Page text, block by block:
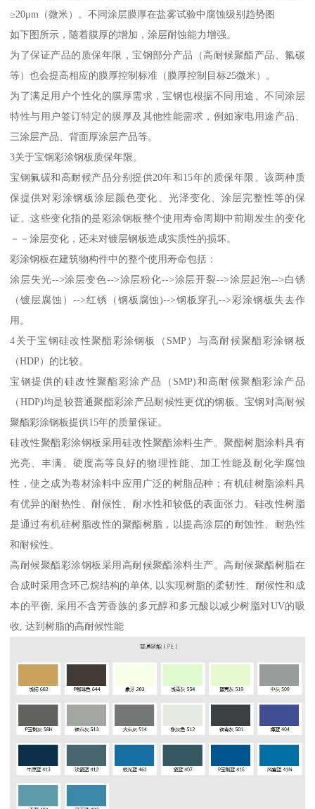
≥20μm（微米）。不同涂层膜厚在盐雾试验中腐蚀级别趋势图
如下图所示，随着膜厚的增加，涂层耐蚀能力增强。
为了保证产品的质保年限，宝钢部分产品（高耐候聚酯产品、氟碳
等）也会提高相应的膜厚控制标准（膜厚控制目标25微米）。
为了满足用户个性化的膜厚需求，宝钢也根据不同用途、不同涂层
特性与用户签订特定的膜厚及其他性能需求，例如家电用途产品、
三涂层产品、背面厚涂层产品等。
3关于宝钢彩涂钢板质保年限。
宝钢氟碳和高耐候产品分别提供20年和15年的质保年限。该两种质
保提供对彩涂钢板涂层颜色变化、光泽变化、涂层完整性等的保
证。这些变化指的是彩涂钢板整个使用寿命周期中前期发生的变化
－－涂层变化，还未对镀层钢板造成实质性的损坏。
彩涂钢板在建筑物构件中的整个使用寿命包括：
涂层失光-->涂层变色-->涂层粉化-->涂层开裂-->涂层起泡-->白锈
（镀层腐蚀）-->红锈（钢板腐蚀)-->钢板穿孔-->彩涂钢板失去作
用。
4关于宝钢硅改性聚酯彩涂钢板（SMP）与高耐候聚酯彩涂钢板
（HDP）的比较。
宝钢提供的硅改性聚酯彩涂产品（SMP)和高耐候聚酯彩涂产品
（HDP)均是较普通聚酯彩涂产品耐候性更优的钢板。宝钢对高耐候
聚酯彩涂钢板提供15年的质量保证。
硅改性聚酯彩涂钢板采用硅改性聚酯涂料生产。聚酯树脂涂料具有
光亮、丰满、硬度高等良好的物理性能、加工性能及耐化学腐蚀
性，使之成为卷材涂料中应用广泛的树脂品种；有机硅树脂涂料具
有优异的耐热性、耐候性、耐水性和较低的表面张力。硅改性树脂
是通过有机硅树脂改性的聚酯树脂，以提高涂层的耐蚀性、耐热性
和耐候性。
高耐候聚酯彩涂钢板采用高耐候聚酯涂料生产。高耐候聚酯树脂在
合成时采用含环己烷结构的单体, 以实现树脂的柔韧性、耐候性和成
本的平衡, 采用不含芳香族的多元醇和多元酸以减少树脂对UV的吸
收, 达到树脂的高耐候性能